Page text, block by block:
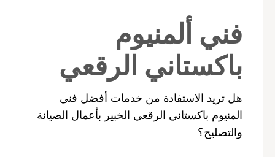
فني ألمنيوم
باكستاني الرقعي
هل تريد الاستفادة من خدمات أفضل فني
المنيوم باكستاني الرقعي الخبير بأعمال الصيانة
والتصليح؟